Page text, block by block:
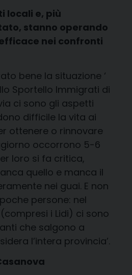
locali e, più
stanno operando
nei confronti
bene la situazione ‘
Sportello Immigrati di
ci sono gli aspetti
difficile la vita ai
ottenere o rinnovare
occorrono 5-6
loro si fa critica,
quello e manca il
nei guai. E non
persone: nel
i Lidi) ci sono
che salgono a
l’intera provincia’.